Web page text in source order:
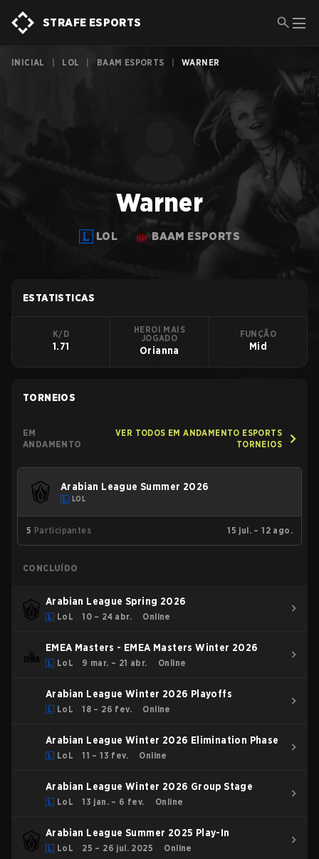
STRAFE ESPORTS
INICIAL LOL BAAM ESPORTS WARNER
Warner
LOL BAAM ESPORTS
ESTATISTICAS
K/D
1.71
HEROI MAIS
JOGADO
Orianna
FUNÇÃO
Mid
TORNEIOS
EM
ANDAMENTO
VER TODOS EM ANDAMENTO ESPORTS
TORNEIOS
Arabian League Summer 2026
LOL
5 Participantes 15 jul. – 12 ago.
CONCLUÍDO
Arabian League Spring 2026
LoL 10 – 24 abr. Online
EMEA Masters - EMEA Masters Winter 2026
LoL 9 mar. – 21 abr. Online
Arabian League Winter 2026 Playoffs
LoL 18 – 26 fev. Online
Arabian League Winter 2026 Elimination Phase
LoL 11 – 13 fev. Online
Arabian League Winter 2026 Group Stage
LoL 13 jan. – 6 fev. Online
Arabian League Summer 2025 Play-In
LoL 25 – 26 jul. 2025 Online